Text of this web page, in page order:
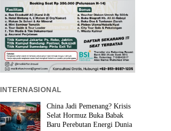
INTERNASIONAL
China Jadi Pemenang? Krisis
Selat Hormuz Buka Babak
Baru Perebutan Energi Dunia